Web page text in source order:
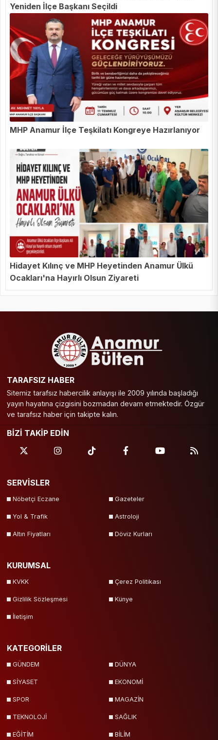
Yeniden İlçe Başkanı Seçildi
MHP Anamur İlçe Teşkilatı Kongreye Hazırlanıyor
Hidayet Kılınç ve MHP Heyetinden Anamur Ülkü
Ocakları'na Hayırlı Olsun Ziyareti
TARAFSIZ HABER
Sitemiz tarafsız habercilik anlayışı ile 2009 yılında başladığı
yayın hayatına çizgisini bozmadan devam etmektedir. Özgür
ve tarafsız haber için takipte kalın.
BİZİ TAKİP EDİN
SERVİSLER
Nöbetçi Eczane Gazeteler
Yol & Trafik Astroloji
Altın Fiyatları Döviz Kurları
KURUMSAL
KVKK Çerez Politikası
Gizlilik Sözleşmesi Künye
İletişim
KATEGORİLER
GÜNDEM DÜNYA
SİYASET EKONOMİ
SPOR MAGAZİN
TEKNOLOJİ SAĞLIK
EĞİTİM BİLİM